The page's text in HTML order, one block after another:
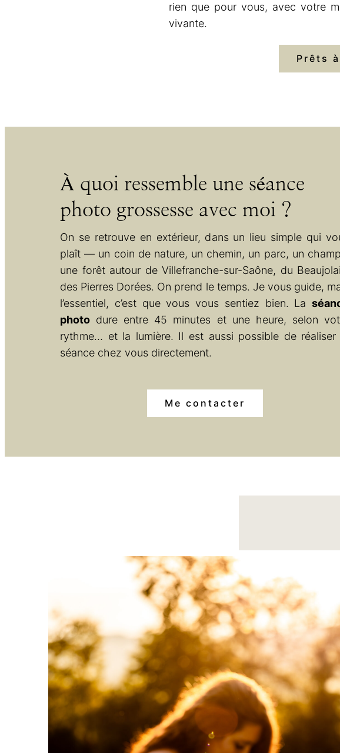
rien que pour vous, avec votre
vivante.
Prêts
À quoi ressemble une séance
photo grossesse avec moi ?
On se retrouve en extérieur, dans un lieu simple qui
plaît — un coin de nature, un chemin, un parc, un
une forêt autour de Villefranche-sur-Saône, du
des Pierres Dorées. On prend le temps. Je vous guide,
l’essentiel, c’est que vous vous sentiez bien. La
photo dure entre 45 minutes et une heure, selon
rythme… et la lumière. Il est aussi possible de réaliser
séance chez vous directement.
Me contacter